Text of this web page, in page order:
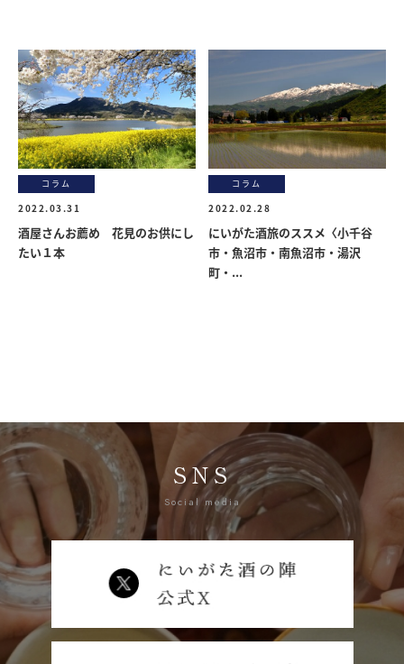
酒屋さんお薦め 花見のお供にし
たい１本
コラム
2022.03.31
にいがた酒旅のススメ〈小千谷
市・魚沼市・南魚沼市・湯沢
町・...
コラム
2022.02.28
SNS
Social media